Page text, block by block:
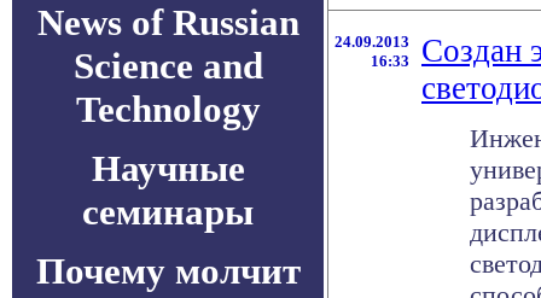
News of Russian
Science and
Technology
Научные
семинары
Почему молчит
24.09.2013
16:33
Создан